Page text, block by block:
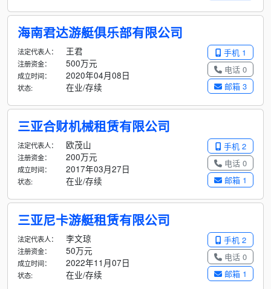
海南君达游艇俱乐部有限公司
手机 1
电话 0
邮箱 3
法定代表人： 王君
注册资金： 500万元
成立时间： 2020年04月08日
状态: 在业/存续
三亚合财机械租赁有限公司
手机 2
电话 0
邮箱 1
法定代表人： 欧茂山
注册资金： 200万元
成立时间： 2017年03月27日
状态: 在业/存续
三亚尼卡游艇租赁有限公司
手机 2
电话 0
邮箱 1
法定代表人： 李文琼
注册资金： 50万元
成立时间： 2022年11月07日
状态: 在业/存续